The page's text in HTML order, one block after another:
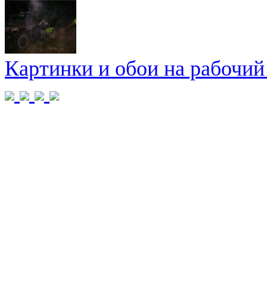
Картинки и обои на